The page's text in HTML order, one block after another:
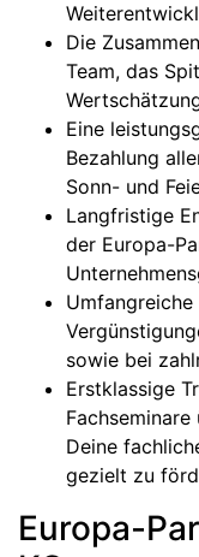
Die
Team, das
Eine
Bezahlung
Sonn- und
Langfristige
der Europa-
sowie bei
Erstklassige
Deine
gezielt zu
Europa-